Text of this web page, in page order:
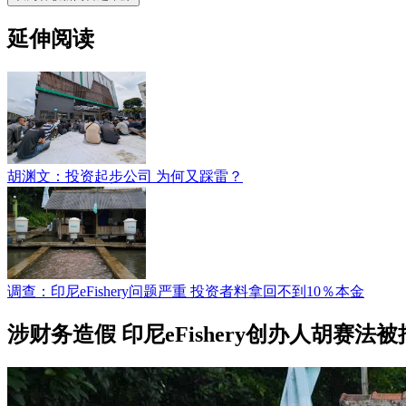
延伸阅读
胡渊文：投资起步公司 为何又踩雷？
调查：印尼eFishery问题严重 投资者料拿回不到10％本金
涉财务造假 印尼eFishery创办人胡赛法被